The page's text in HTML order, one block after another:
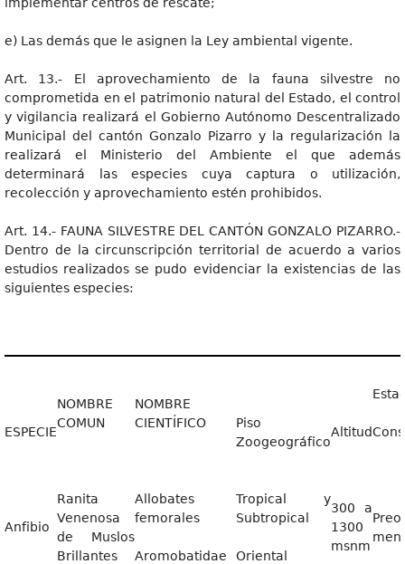
e) Las demás que le asignen la Ley ambiental vigente.
Art. 13.- El aprovechamiento de la fauna silvestre no
comprometida en el patrimonio natural del Estado, el control
y vigilancia realizará el Gobierno Autónomo Descentralizado
Municipal del cantón Gonzalo Pizarro y la regularización la
realizará el Ministerio del Ambiente el que además
determinará las especies cuya captura o utilización,
recolección y aprovechamiento estén prohibidos.
Art. 14.- FAUNA SILVESTRE DEL CANTÓN GONZALO PIZARRO.-
Dentro de la circunscripción territorial de acuerdo a varios
estudios realizados se pudo evidenciar la existencias de las
siguientes especies:
ESPECIE
NOMBRE
COMUN
NOMBRE
CIENTÍFICO
Piso
Zoogeográfico
Altitud
Anfibio
Ranita
Venenosa
de Muslos
Brillantes
Allobates
femorales
Aromobatidae
Tropical y
Subtropical
Oriental
300 a
1300
msnm